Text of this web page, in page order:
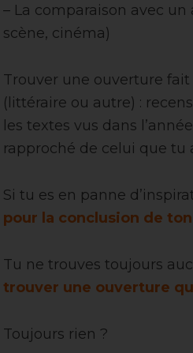
– La comparaison avec
scène, cinéma)
Trouver une ouverture
(littéraire ou autre) :
les textes vus dans
rapproché de celui que tu
Si tu es en panne
pour la conclusion de
Tu ne trouves toujours
trouver une ouverture
Toujours rien ?